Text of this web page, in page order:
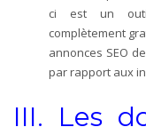
ci est un outil
complètement
annonces SEO
par rapport aux
III. Les